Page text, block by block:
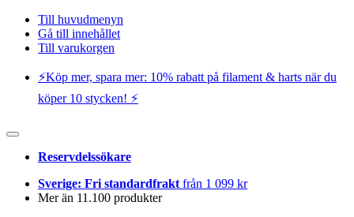
Till huvudmenyn
Gå till innehållet
Till varukorgen
⚡️Köp mer, spara mer: 10% rabatt på filament & harts när du
köper 10 stycken! ⚡️
Reservdelssökare
Sverige: Fri standardfrakt från 1 099 kr
Mer än 11.100 produkter